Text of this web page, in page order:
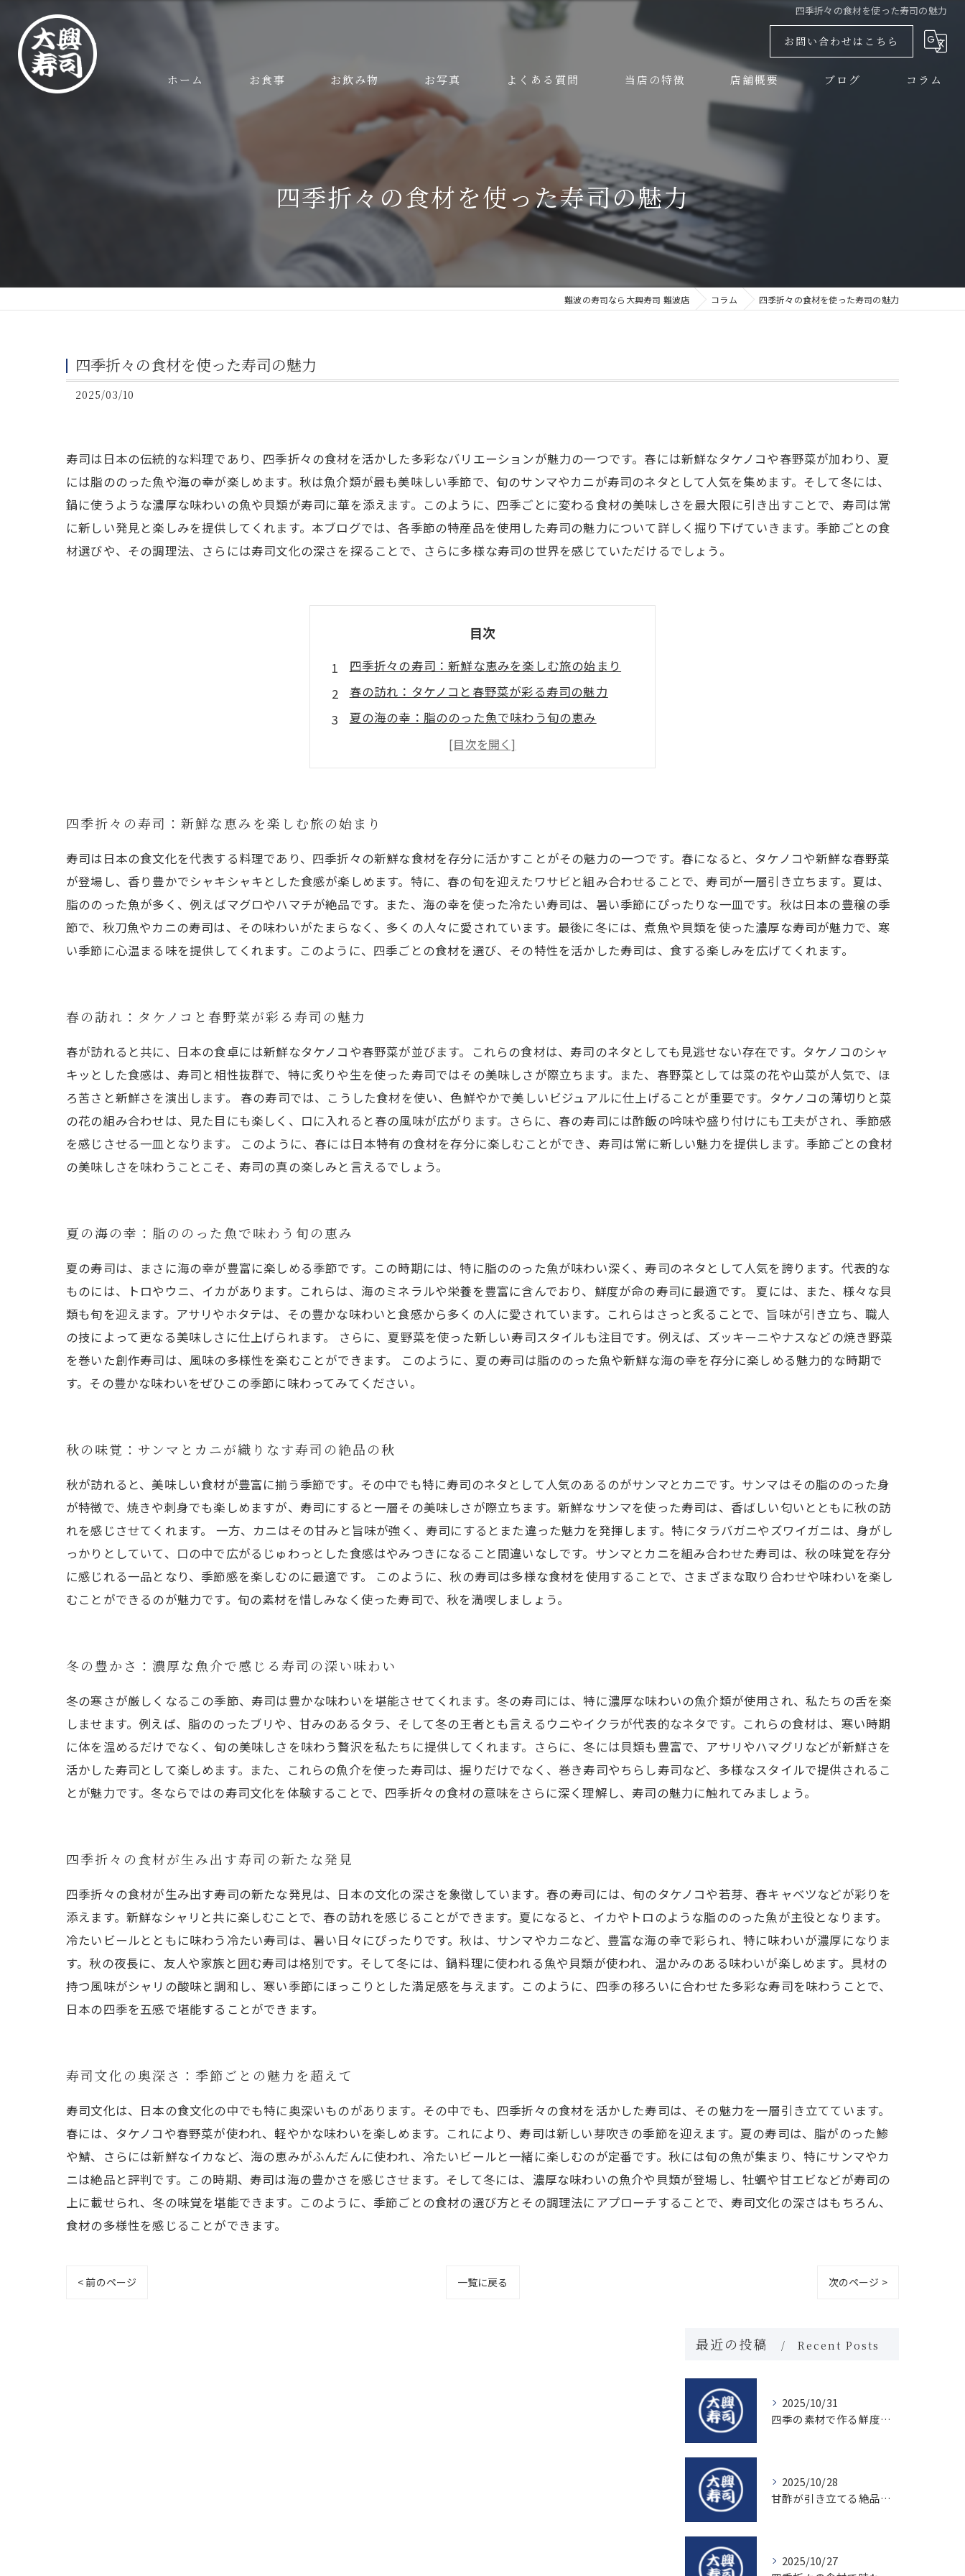
四季折々の食材を使った寿司の魅力
お問い合わせはこちら
ホーム お食事 お飲み物 お写真 よくある質問 当店の特徴
安い
ランチ
ディナー
接待
店舗概要
大興寿司 難波店
ブログ コラム
四季折々の食材を使った寿司の魅力
難波の寿司なら大興寿司 難波店 コラム 四季折々の食材を使った寿司の魅力
四季折々の食材を使った寿司の魅力
2025/03/10
寿司は日本の伝統的な料理であり、四季折々の食材を活かした多彩なバリエーションが魅力の一つです。春には新鮮なタケノコや春野菜が加わり、夏
には脂ののった魚や海の幸が楽しめます。秋は魚介類が最も美味しい季節で、旬のサンマやカニが寿司のネタとして人気を集めます。そして冬には、
鍋に使うような濃厚な味わいの魚や貝類が寿司に華を添えます。このように、四季ごとに変わる食材の美味しさを最大限に引き出すことで、寿司は常
に新しい発見と楽しみを提供してくれます。本ブログでは、各季節の特産品を使用した寿司の魅力について詳しく掘り下げていきます。季節ごとの食
材選びや、その調理法、さらには寿司文化の深さを探ることで、さらに多様な寿司の世界を感じていただけるでしょう。
目次
四季折々の寿司：新鮮な恵みを楽しむ旅の始まり
春の訪れ：タケノコと春野菜が彩る寿司の魅力
夏の海の幸：脂ののった魚で味わう旬の恵み
秋の味覚：サンマとカニが織りなす寿司の絶品の秋
冬の豊かさ：濃厚な魚介で感じる寿司の深い味わい
寿司文化の奥深さ：季節ごとの魅力を超えて
四季折々の寿司：新鮮な恵みを楽しむ旅の始まり
寿司は日本の食文化を代表する料理であり、四季折々の新鮮な食材を存分に活かすことがその魅力の一つです。春になると、タケノコや新鮮な春野菜
が登場し、香り豊かでシャキシャキとした食感が楽しめます。特に、春の旬を迎えたワサビと組み合わせることで、寿司が一層引き立ちます。夏は、
脂ののった魚が多く、例えばマグロやハマチが絶品です。また、海の幸を使った冷たい寿司は、暑い季節にぴったりな一皿です。秋は日本の豊穣の季
節で、秋刀魚やカニの寿司は、その味わいがたまらなく、多くの人々に愛されています。最後に冬には、煮魚や貝類を使った濃厚な寿司が魅力で、寒
い季節に心温まる味を提供してくれます。このように、四季ごとの食材を選び、その特性を活かした寿司は、食する楽しみを広げてくれます。
春の訪れ：タケノコと春野菜が彩る寿司の魅力
春が訪れると共に、日本の食卓には新鮮なタケノコや春野菜が並びます。これらの食材は、寿司のネタとしても見逃せない存在です。タケノコのシャ
キッとした食感は、寿司と相性抜群で、特に炙りや生を使った寿司ではその美味しさが際立ちます。また、春野菜としては菜の花や山菜が人気で、ほ
ろ苦さと新鮮さを演出します。 春の寿司では、こうした食材を使い、色鮮やかで美しいビジュアルに仕上げることが重要です。タケノコの薄切りと菜
の花の組み合わせは、見た目にも楽しく、口に入れると春の風味が広がります。さらに、春の寿司には酢飯の吟味や盛り付けにも工夫がされ、季節感
を感じさせる一皿となります。 このように、春には日本特有の食材を存分に楽しむことができ、寿司は常に新しい魅力を提供します。季節ごとの食材
の美味しさを味わうことこそ、寿司の真の楽しみと言えるでしょう。
夏の海の幸：脂ののった魚で味わう旬の恵み
夏の寿司は、まさに海の幸が豊富に楽しめる季節です。この時期には、特に脂ののった魚が味わい深く、寿司のネタとして人気を誇ります。代表的な
ものには、トロやウニ、イカがあります。これらは、海のミネラルや栄養を豊富に含んでおり、鮮度が命の寿司に最適です。 夏には、また、様々な貝
類も旬を迎えます。アサリやホタテは、その豊かな味わいと食感から多くの人に愛されています。これらはさっと炙ることで、旨味が引き立ち、職人
の技によって更なる美味しさに仕上げられます。 さらに、夏野菜を使った新しい寿司スタイルも注目です。例えば、ズッキーニやナスなどの焼き野菜
を巻いた創作寿司は、風味の多様性を楽むことができます。 このように、夏の寿司は脂ののった魚や新鮮な海の幸を存分に楽しめる魅力的な時期で
す。その豊かな味わいをぜひこの季節に味わってみてください。
秋の味覚：サンマとカニが織りなす寿司の絶品の秋
秋が訪れると、美味しい食材が豊富に揃う季節です。その中でも特に寿司のネタとして人気のあるのがサンマとカニです。サンマはその脂ののった身
が特徴で、焼きや刺身でも楽しめますが、寿司にすると一層その美味しさが際立ちます。新鮮なサンマを使った寿司は、香ばしい匂いとともに秋の訪
れを感じさせてくれます。 一方、カニはその甘みと旨味が強く、寿司にするとまた違った魅力を発揮します。特にタラバガニやズワイガニは、身がし
っかりとしていて、口の中で広がるじゅわっとした食感はやみつきになること間違いなしです。サンマとカニを組み合わせた寿司は、秋の味覚を存分
に感じれる一品となり、季節感を楽しむのに最適です。 このように、秋の寿司は多様な食材を使用することで、さまざまな取り合わせや味わいを楽し
むことができるのが魅力です。旬の素材を惜しみなく使った寿司で、秋を満喫しましょう。
冬の豊かさ：濃厚な魚介で感じる寿司の深い味わい
冬の寒さが厳しくなるこの季節、寿司は豊かな味わいを堪能させてくれます。冬の寿司には、特に濃厚な味わいの魚介類が使用され、私たちの舌を楽
しませます。例えば、脂ののったブリや、甘みのあるタラ、そして冬の王者とも言えるウニやイクラが代表的なネタです。これらの食材は、寒い時期
に体を温めるだけでなく、旬の美味しさを味わう贅沢を私たちに提供してくれます。さらに、冬には貝類も豊富で、アサリやハマグリなどが新鮮さを
活かした寿司として楽しめます。また、これらの魚介を使った寿司は、握りだけでなく、巻き寿司やちらし寿司など、多様なスタイルで提供されるこ
とが魅力です。冬ならではの寿司文化を体験することで、四季折々の食材の意味をさらに深く理解し、寿司の魅力に触れてみましょう。
四季折々の食材が生み出す寿司の新たな発見
四季折々の食材が生み出す寿司の新たな発見は、日本の文化の深さを象徴しています。春の寿司には、旬のタケノコや若芽、春キャベツなどが彩りを
添えます。新鮮なシャリと共に楽しむことで、春の訪れを感じることができます。夏になると、イカやトロのような脂ののった魚が主役となります。
冷たいビールとともに味わう冷たい寿司は、暑い日々にぴったりです。秋は、サンマやカニなど、豊富な海の幸で彩られ、特に味わいが濃厚になりま
す。秋の夜長に、友人や家族と囲む寿司は格別です。そして冬には、鍋料理に使われる魚や貝類が使われ、温かみのある味わいが楽しめます。具材の
持つ風味がシャリの酸味と調和し、寒い季節にほっこりとした満足感を与えます。このように、四季の移ろいに合わせた多彩な寿司を味わうことで、
日本の四季を五感で堪能することができます。
寿司文化の奥深さ：季節ごとの魅力を超えて
寿司文化は、日本の食文化の中でも特に奥深いものがあります。その中でも、四季折々の食材を活かした寿司は、その魅力を一層引き立てています。
春には、タケノコや春野菜が使われ、軽やかな味わいを楽しめます。これにより、寿司は新しい芽吹きの季節を迎えます。夏の寿司は、脂がのった鯵
や鯖、さらには新鮮なイカなど、海の恵みがふんだんに使われ、冷たいビールと一緒に楽しむのが定番です。秋には旬の魚が集まり、特にサンマやカ
ニは絶品と評判です。この時期、寿司は海の豊かさを感じさせます。そして冬には、濃厚な味わいの魚介や貝類が登場し、牡蠣や甘エビなどが寿司の
上に載せられ、冬の味覚を堪能できます。このように、季節ごとの食材の選び方とその調理法にアプローチすることで、寿司文化の深さはもちろん、
食材の多様性を感じることができます。
< 前のページ 一覧に戻る 次のページ >
最近の投稿 Recent Posts
2025/10/31
四季の素材で作る鮮度抜群の握り寿司の魅力
2025/10/28
甘酢が引き立てる絶品寿司のシャリの秘密
2025/10/27